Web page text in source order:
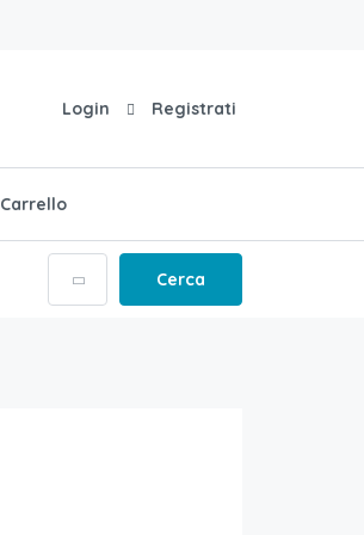
Login Registrati
Carrello
Cerca